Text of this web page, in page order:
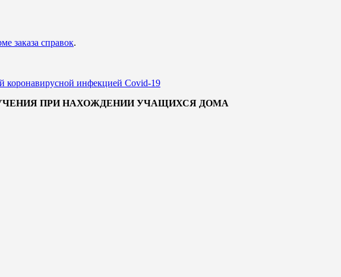
заказа справок.
коронавирусной инфекцией Covid-19
ПРИ НАХОЖДЕНИИ УЧАЩИХСЯ ДОМА